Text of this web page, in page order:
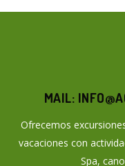
MAIL:
Ofrecemos
vacaciones con
Spa,